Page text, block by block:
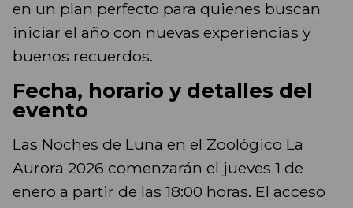
en un plan perfecto para quienes buscan
iniciar el año con nuevas experiencias y
buenos recuerdos.
Fecha, horario y detalles del
evento
Las Noches de Luna en el Zoológico La
Aurora 2026 comenzarán el jueves 1 de
enero a partir de las 18:00 horas. El acceso